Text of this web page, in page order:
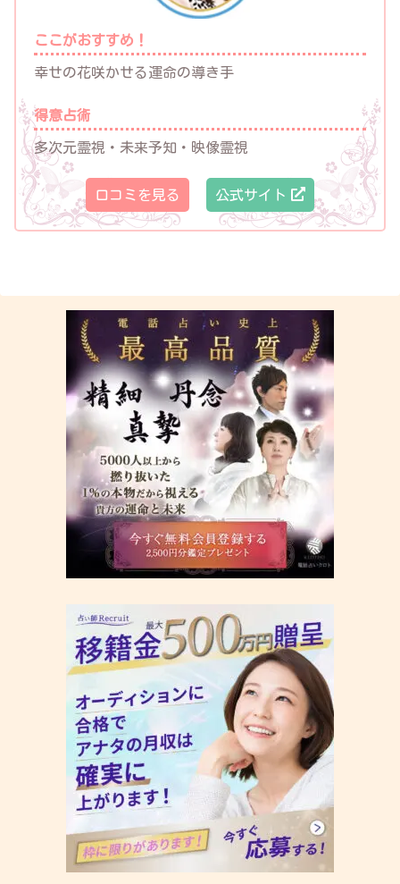
ここがおすすめ！
幸せの花咲かせる運命の導き手
得意占術
多次元霊視・未来予知・映像霊視
口コミを見る 公式サイト